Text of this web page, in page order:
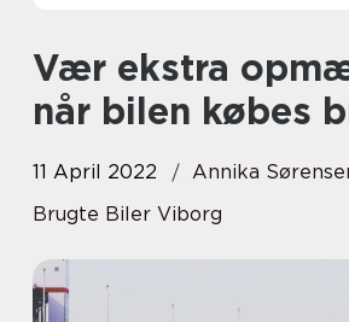
Vær ekstra opmærksom
når bilen købes
11 April 2022
Annika
Brugte Biler Viborg